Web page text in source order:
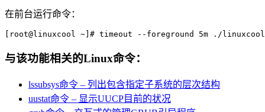
在前台运行命令：
[root@linuxcool ~]# timeout --foreground 5m ./
与该功能相关的Linux命令：
lssubsys命令 – 列出包含指定子系统的层次结构
uustat命令 – 显示UUCP目前的状况